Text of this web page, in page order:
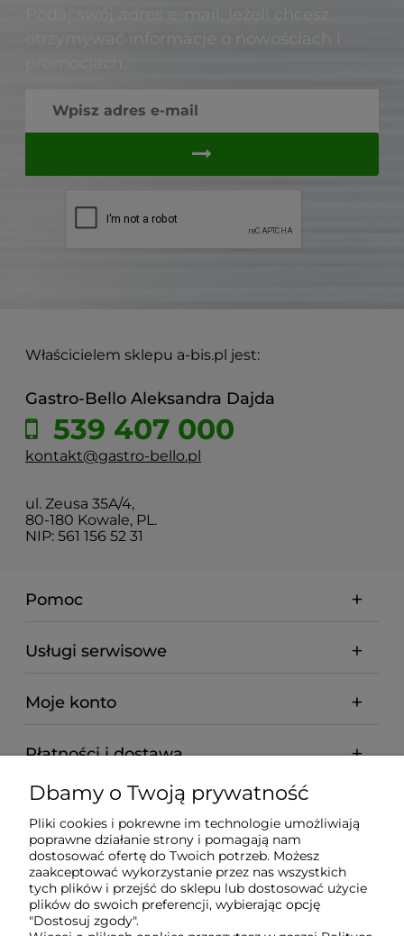
Właścicielem sklepu a-bis.pl jest:
Gastro-Bello Aleksandra Dajda
539 407 000
kontakt@gastro-bello.pl
ul. Zeusa 35A/4,
80-180 Kowale, PL.
NIP: 561 156 52 31
Pomoc
Usługi serwisowe
Moje konto
Płatności i dostawa
Informacje
O nas
Wyposażenie Gastronomii - Projekty Technologiczne -
Dbamy o Twoją prywatność
Pliki cookies i pokrewne im technologie umożliwiają
poprawne działanie strony i pomagają nam
dostosować ofertę do Twoich potrzeb. Możesz
zaakceptować wykorzystanie przez nas wszystkich
tych plików i przejść do sklepu lub dostosować użycie
plików do swoich preferencji, wybierając opcję
"Dostosuj zgody".